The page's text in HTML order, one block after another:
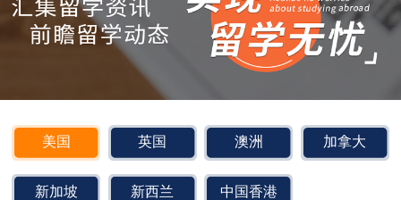
美国 英国 澳洲 加拿大
新加坡 新西兰 中国香港